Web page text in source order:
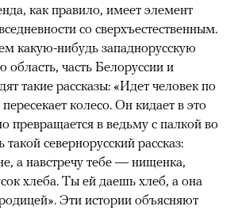
как правило, имеет элемент
со сверхъестественным.
какую-нибудь западнорусскую
область, часть Белоруссии и
такие рассказы: «Идет человек по
колесо. Он кидает в это
превращается в ведьму с палкой во
севернорусский рассказ:
а навстречу тебе — нищенка,
хлеба. Ты ей даешь хлеб, а она
Эти истории объясняют